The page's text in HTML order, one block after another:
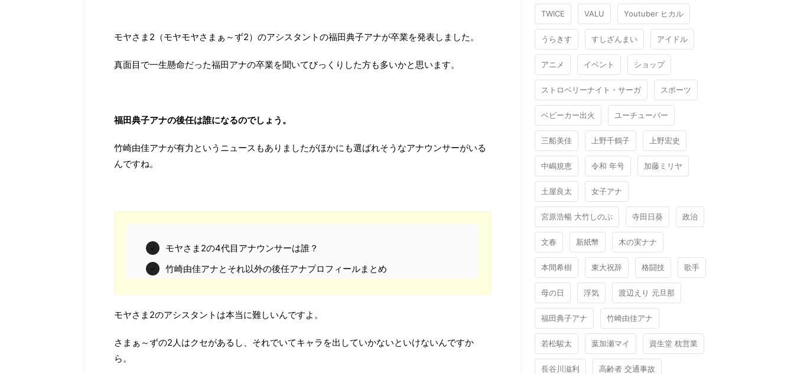
モヤさま2（モヤモヤさまぁ～ず2）のアシスタントの福田典子アナが卒業を発表しました。
真面目で一生懸命だった福田アナの卒業を聞いてびっくりした方も多いかと思います。
福田典子アナの後任は誰になるのでしょう。
竹崎由佳アナが有力というニュースもありましたがほかにも選ばれそうなアナウンサーがいる
んですね。
モヤさま2の4代目アナウンサーは誰？
竹崎由佳アナとそれ以外の後任アナプロフィールまとめ
モヤさま2のアシスタントは本当に難しいんですよ。
さまぁ～ずの2人はクセがあるし、それでいてキャラを出していかないといけないんですか
ら。
TWICE VALU Youtuber ヒカル
うらきす すしざんまい アイドル
アニメ イベント ショップ
ストロベリーナイト・サーガ スポーツ
ベビーカー出火 ユーチューバー
三船美佳 上野千鶴子 上野宏史
中嶋規恵 令和 年号 加藤ミリヤ
土屋良太 女子アナ
宮原浩暢 大竹しのぶ 寺田日葵 政治
文春 新紙幣 木の実ナナ
本間希樹 東大祝辞 格闘技 歌手
母の日 浮気 渡辺えり 元旦那
福田典子アナ 竹崎由佳アナ
若松駿太 葉加瀬マイ 資生堂 枕営業
長谷川滋利 高齢者 交通事故